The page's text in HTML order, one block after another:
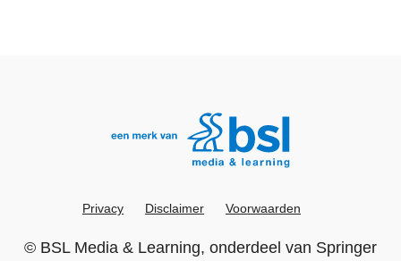
Privacy Disclaimer Voorwaarden
© BSL Media & Learning, onderdeel van Springer